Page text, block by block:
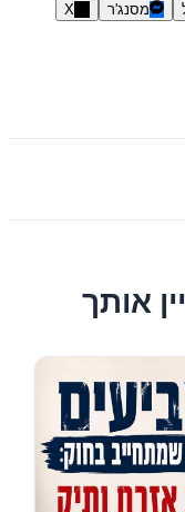
מסנג'ר X
אותך